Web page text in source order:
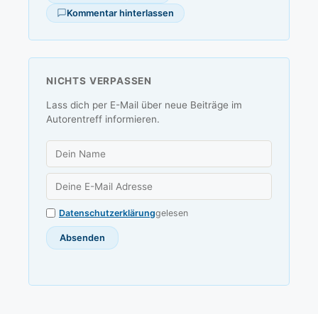
Kommentar hinterlassen
NICHTS VERPASSEN
Lass dich per E-Mail über neue Beiträge im
Autorentreff informieren.
Datenschutzerklärunggelesen